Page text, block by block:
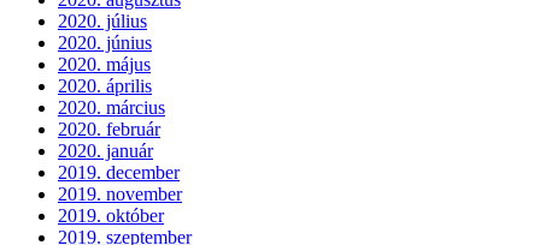
2020. július
2020. június
2020. május
2020. április
2020. március
2020. február
2020. január
2019. december
2019. november
2019. október
2019. szeptember